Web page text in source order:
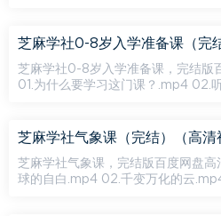
芝麻学社0-8岁入学准备课，完结版
01.为什么要学习这门课？.mp4 02.
芝麻学社气象课（完结）（高清
芝麻学社气象课，完结版百度网盘
球的自白.mp4 02.千变万化的云